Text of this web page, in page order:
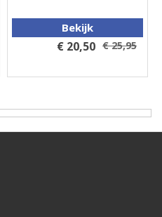
Bekijk
€ 20,50 € 25,95